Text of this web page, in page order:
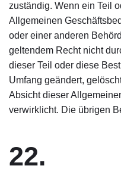
zuständig. Wenn ein Teil
Allgemeinen
oder einer anderen
geltendem Recht nicht
dieser Teil oder diese
Umfang geändert,
Absicht dieser
verwirklicht. Die übrigen
22.